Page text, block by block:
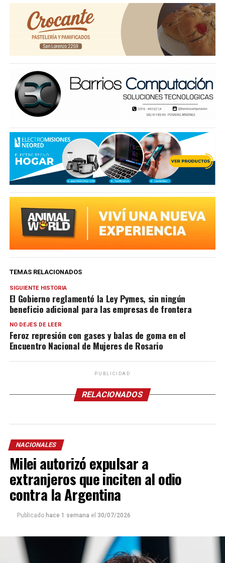
TEMAS RELACIONADOS
SIGUIENTE HISTORIA
El Gobierno reglamentó la Ley Pymes, sin ningún
beneficio adicional para las empresas de frontera
NO DEJES DE LEER
Feroz represión con gases y balas de goma en el
Encuentro Nacional de Mujeres de Rosario
PUBLICIDAD
RELACIONADOS
NACIONALES
Milei autorizó expulsar a
extranjeros que inciten al odio
contra la Argentina
Publicado hace 1 semana el 30/07/2026